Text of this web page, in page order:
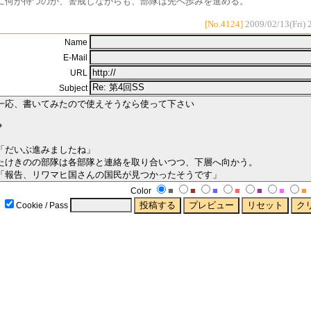
[No.4124] 2009/02/13(Fri)
Name
E-Mail
URL
Subject
Color ■ ■ ■ ■ ■ ■ ■
Cookie / Pass